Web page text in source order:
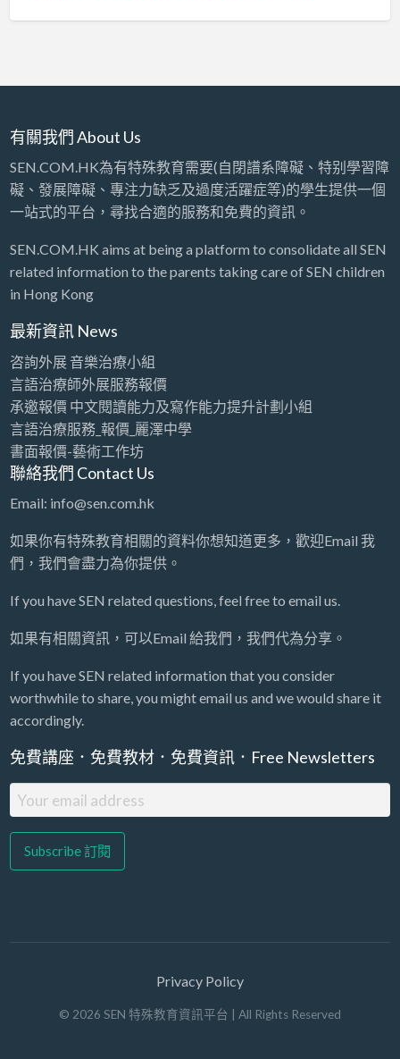
有關我們 About Us
SEN.COM.HK為有特殊教育需要(自閉譜系障礙、特别學習障
礙、發展障礙、專注力缺乏及過度活躍症等)的學生提供一個
一站式的平台，尋找合適的服務和免費的資訊。
SEN.COM.HK aims at being a platform to consolidate all SEN
related information to the parents taking care of SEN children
in Hong Kong
最新資訊 News
咨詢外展 音樂治療小組
言語治療師外展服務報價
承邀報價 中文閱讀能力及寫作能力提升計劃小組
言語治療服務_報價_麗澤中學
書面報價-藝術工作坊
聯絡我們 Contact Us
Email: info@sen.com.hk
如果你有特殊教育相關的資料你想知道更多，歡迎Email 我
們，我們會盡力為你提供。
If you have SEN related questions, feel free to email us.
如果有相關資訊，可以Email 給我們，我們代為分享。
If you have SEN related information that you consider
worthwhile to share, you might email us and we would share it
accordingly.
免費講座．免費教材．免費資訊．Free Newsletters
Privacy Policy
© 2026 SEN 特殊教育資訊平台 | All Rights Reserved